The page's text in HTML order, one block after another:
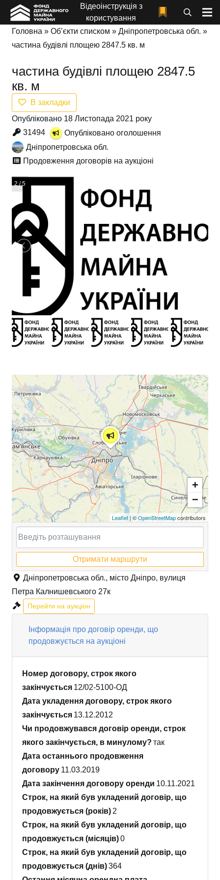
Відеоінструкція з
користування
Головна » Об’єкти списком » Дніпропетровська обл. »
частина будівлі площею 2847.5 кв. м
частина будівлі площею 2847.5
кв. м
В закладки
Опубліковано 18 Листопада 2021 року
31494
Опубліковано оголошення
Дніпропетровська обл.
Продовження договорів на аукціоні
3 / 5
+
−
Leaflet | ©OpenStreetMapcontributors
Отримати маршрути
Дніпропетровська обл., місто Дніпро, вулиця
Петра Калнишевського 27к
Перейти на аукціон
Інформація про договір оренди, що
продовжується на аукціоні
Номер договору, строк якого
закінчується 12/02-5100-ОД
Дата укладення договору, строк якого
закінчується 13.12.2012
Чи продовжувався договір оренди, строк
якого закінчується, в минулому? так
Дата останнього продовження
договору 11.03.2019
Дата закінчення договору оренди 10.11.2021
Строк, на який був укладений договір, що
продовжується (років) 2
Строк, на який був укладений договір, що
продовжується (місяців)0
Строк, на який був укладений договір, що
продовжується (днів)364